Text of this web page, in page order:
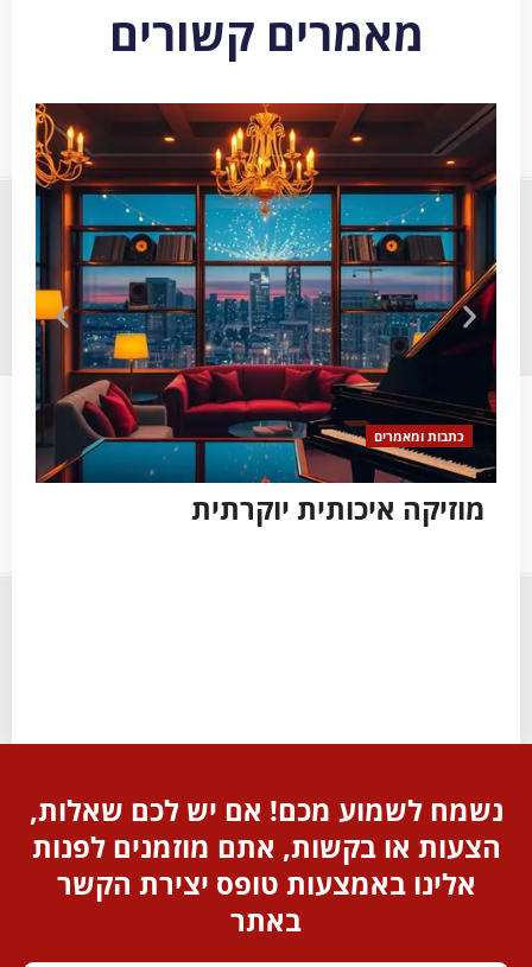
מאמרים קשורים
כתבות ומאמרים
מוזיקה איכותית יוקרתית
נשמח לשמוע מכם! אם יש לכם שאלות,
הצעות או בקשות, אתם מוזמנים לפנות
אלינו באמצעות טופס יצירת הקשר
באתר